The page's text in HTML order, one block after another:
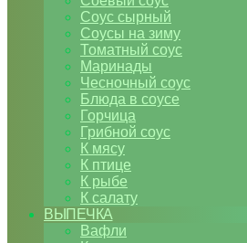
Соус сырный
Соусы на зиму
Томатный соус
Маринады
Чесночный соус
Блюда в соусе
Горчица
Грибной соус
К мясу
К птице
К рыбе
К салату
ВЫПЕЧКА
Вафли